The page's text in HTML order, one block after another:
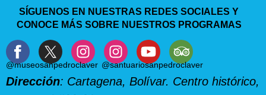
SÍGUENOS EN NUESTRAS REDES SOCIALES Y
CONOCE MÁS SOBRE NUESTROS PROGRAMAS
@museosanpedroclaver @santuariosanpedroclaver
Dirección: Cartagena, Bolívar. Centro histórico,